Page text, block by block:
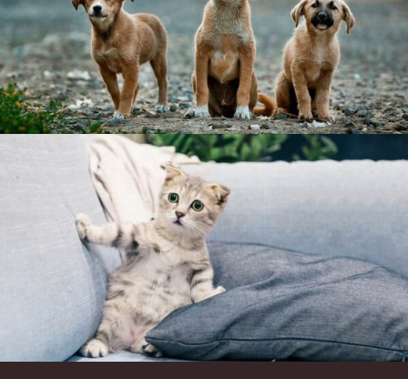
Item added to cart.
0 items - 0.00
Checkout